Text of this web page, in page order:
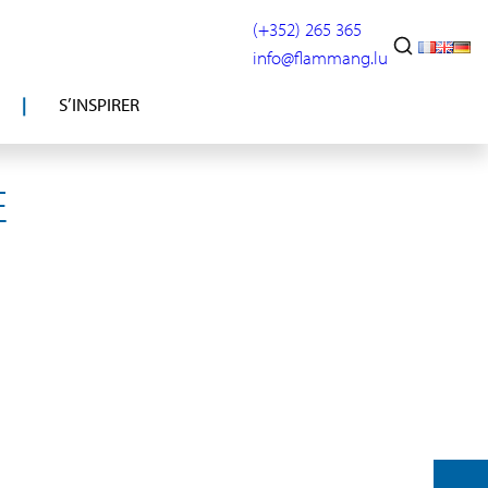
(+352) 265 365
info@flammang.lu
S’INSPIRER